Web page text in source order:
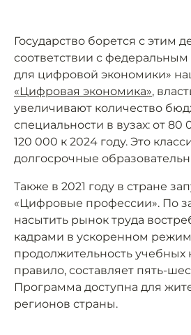
Государство борется с этим
соответствии с
для цифровой экономики»
«Цифровая экономика»,
увеличивают количество
специальности в вузах: от 80
120 000 к 2024 году. Это
долгосрочные
Также в 2021 году в стране
«Цифровые профессии». По
насытить рынок труда
кадрами в ускоренном
продолжительность учебных
правило, составляет пять-
Программа доступна для
регионов страны.